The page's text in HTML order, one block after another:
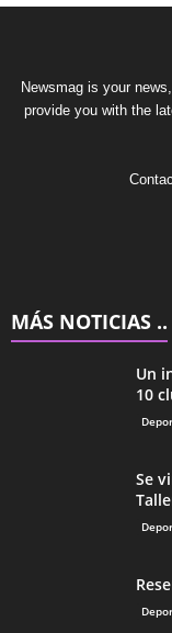
Newsmag is your
provide you with the
MÁS NOTICIAS ..
Un
10
Se